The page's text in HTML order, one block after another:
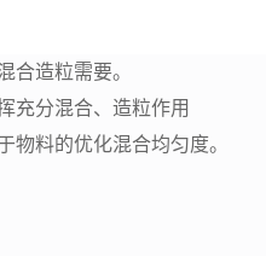
合造粒需要。
充分混合、造粒作用
物料的优化混合均匀度。